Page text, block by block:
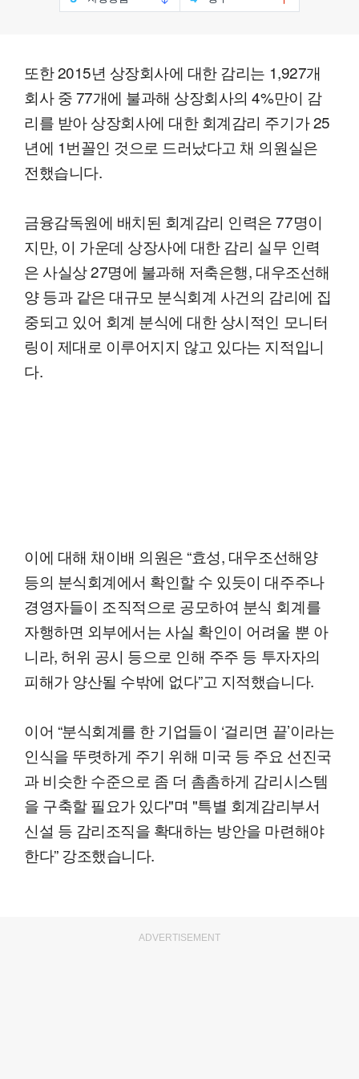
또한 2015년 상장회사에 대한 감리는 1,927개
회사 중 77개에 불과해 상장회사의 4%만이 감
리를 받아 상장회사에 대한 회계감리 주기가 25
년에 1번꼴인 것으로 드러났다고 채 의원실은
전했습니다.
금융감독원에 배치된 회계감리 인력은 77명이
지만, 이 가운데 상장사에 대한 감리 실무 인력
은 사실상 27명에 불과해 저축은행, 대우조선해
양 등과 같은 대규모 분식회계 사건의 감리에 집
중되고 있어 회계 분식에 대한 상시적인 모니터
링이 제대로 이루어지지 않고 있다는 지적입니
다.
이에 대해 채이배 의원은 “효성, 대우조선해양
등의 분식회계에서 확인할 수 있듯이 대주주나
경영자들이 조직적으로 공모하여 분식 회계를
자행하면 외부에서는 사실 확인이 어려울 뿐 아
니라, 허위 공시 등으로 인해 주주 등 투자자의
피해가 양산될 수밖에 없다”고 지적했습니다.
이어 “분식회계를 한 기업들이 ‘걸리면 끝’이라는
인식을 뚜렷하게 주기 위해 미국 등 주요 선진국
과 비슷한 수준으로 좀 더 촘촘하게 감리시스템
을 구축할 필요가 있다"며 "특별 회계감리부서
신설 등 감리조직을 확대하는 방안을 마련해야
한다” 강조했습니다.
ADVERTISEMENT